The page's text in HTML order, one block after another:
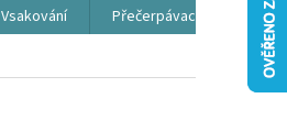
Vsakování Přečerpávací jímky